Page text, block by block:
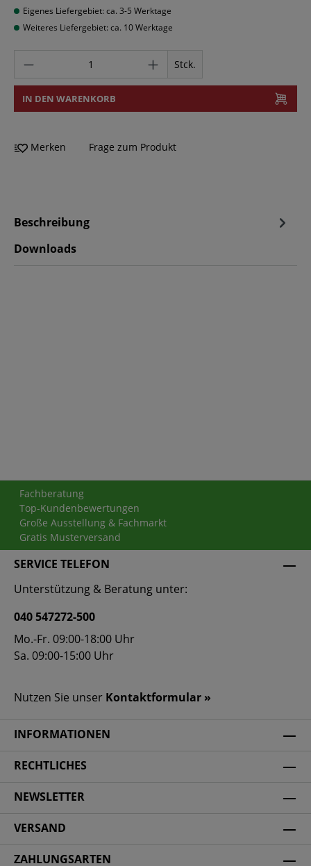
Eigenes Liefergebiet: ca. 3-5 Werktage
Weiteres Liefergebiet: ca. 10 Werktage
Stck.
IN DEN WARENKORB
Merken Frage zum Produkt
Beschreibung
Downloads
Fachberatung
Top-Kundenbewertungen
Große Ausstellung & Fachmarkt
Gratis Musterversand
SERVICE TELEFON
Unterstützung & Beratung unter:
040 547272-500
Mo.-Fr. 09:00-18:00 Uhr
Sa. 09:00-15:00 Uhr
Nutzen Sie unser Kontaktformular »
INFORMATIONEN
RECHTLICHES
NEWSLETTER
VERSAND
ZAHLUNGSARTEN